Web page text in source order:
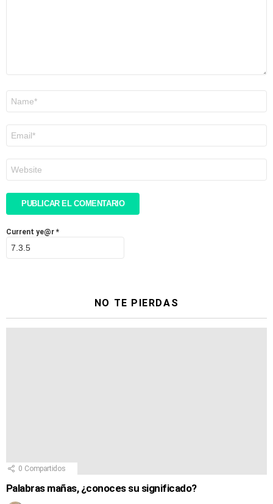
electrónico
*
Current ye@r *
NO TE PIERDAS
0 Compartidos
Palabras mañas, ¿conoces su significado?